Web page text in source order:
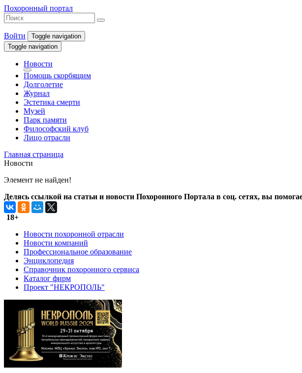
Похоронный портал
Войти
Toggle navigation
Toggle navigation
Новости
Помощь скорбящим
Долголетие
Журнал
Эстетика смерти
Музей
Парк памяти
Философский клуб
Лицо отрасли
Главная страница
Новости
Элемент не найден!
Делясь ссылкой на статьи и новости Похоронного Портала в соц. сетях, вы
18+
Новости похоронной отрасли
Новости компаний
Профессиональное образование
Энциклопедия
Справочник похоронного сервиса
Каталог фирм
Проект "НЕКРОПОЛЬ"